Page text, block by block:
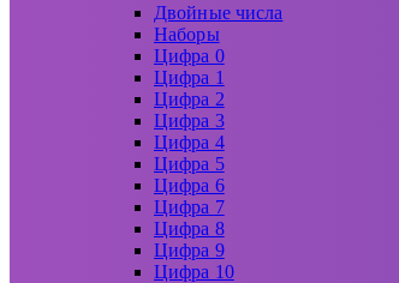
Двойные числа
Наборы
Цифра 0
Цифра 1
Цифра 2
Цифра 3
Цифра 4
Цифра 5
Цифра 6
Цифра 7
Цифра 8
Цифра 9
Цифра 10